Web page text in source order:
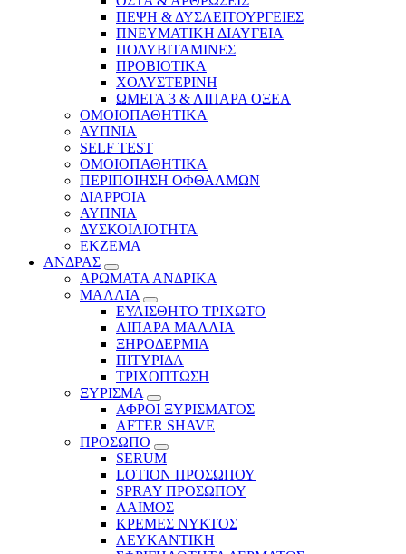
ΠΕΨΗ & ΔΥΣΛΕΙΤΟΥΡΓΕΙΕΣ
ΠΝΕΥΜΑΤΙΚΗ ΔΙΑΥΓΕΙΑ
ΠΟΛΥΒΙΤΑΜΙΝΕΣ
ΠΡΟΒΙΟΤΙΚΑ
ΧΟΛΥΣΤΕΡΙΝΗ
ΩΜΕΓΑ 3 & ΛΙΠΑΡΑ ΟΞΕΑ
ΟΜΟΙΟΠΑΘΗΤΙΚΑ
ΑΥΠΝΙΑ
SELF TEST
ΟΜΟΙΟΠΑΘΗΤΙΚΑ
ΠΕΡΙΠΟΙΗΣΗ ΟΦΘΑΛΜΩΝ
ΔΙΑΡΡΟΙΑ
ΑΥΠΝΙΑ
ΔΥΣΚΟΙΛΙΟΤΗΤΑ
ΕΚΖΕΜΑ
ΑΝΔΡΑΣ
ΑΡΩΜΑΤΑ ΑΝΔΡΙΚΑ
ΜΑΛΛΙΑ
ΕΥΑΙΣΘΗΤΟ ΤΡΙΧΩΤΟ
ΛΙΠΑΡΑ ΜΑΛΛΙΑ
ΞΗΡΟΔΕΡΜΙΑ
ΠΙΤΥΡΙΔΑ
ΤΡΙΧΟΠΤΩΣΗ
ΞΥΡΙΣΜΑ
ΑΦΡΟΙ ΞΥΡΙΣΜΑΤΟΣ
AFTER SHAVE
ΠΡΟΣΩΠΟ
SERUM
LOTION ΠΡΟΣΩΠΟΥ
SPRAY ΠΡΟΣΩΠΟΥ
ΛΑΙΜΟΣ
ΚΡΕΜΕΣ ΝΥΚΤΟΣ
ΛΕΥΚΑΝΤΙΚΗ